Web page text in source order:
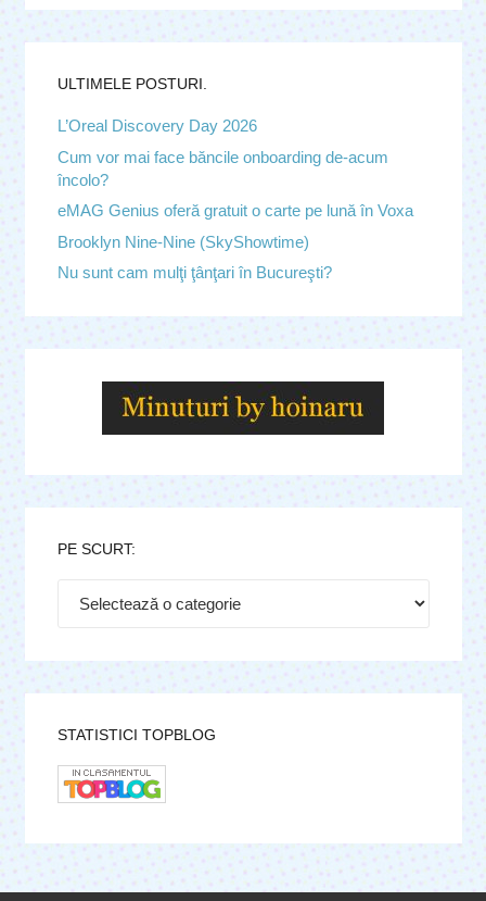
ULTIMELE POSTURI.
L’Oreal Discovery Day 2026
Cum vor mai face băncile onboarding de-acum
încolo?
eMAG Genius oferă gratuit o carte pe lună în Voxa
Brooklyn Nine-Nine (SkyShowtime)
Nu sunt cam mulţi ţânţari în Bucureşti?
PE SCURT:
STATISTICI TOPBLOG